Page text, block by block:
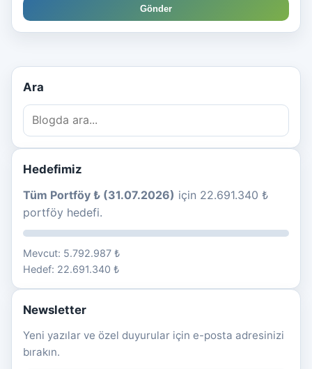
Gönder
Ara
Hedefimiz
Tüm Portföy ₺ (31.07.2026) için 22.691.340 ₺
portföy hedefi.
Mevcut: 5.792.987 ₺
Hedef: 22.691.340 ₺
Newsletter
Yeni yazılar ve özel duyurular için e-posta adresinizi
bırakın.